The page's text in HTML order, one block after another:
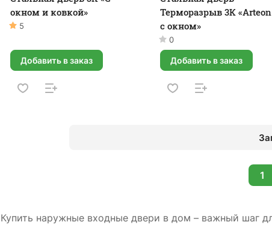
окном и ковкой»
5
Добавить в заказ
Терморазрыв 3К «Arteon
с окном»
0
Добавить в заказ
1
Купить наружные входные двери в дом – важный шаг